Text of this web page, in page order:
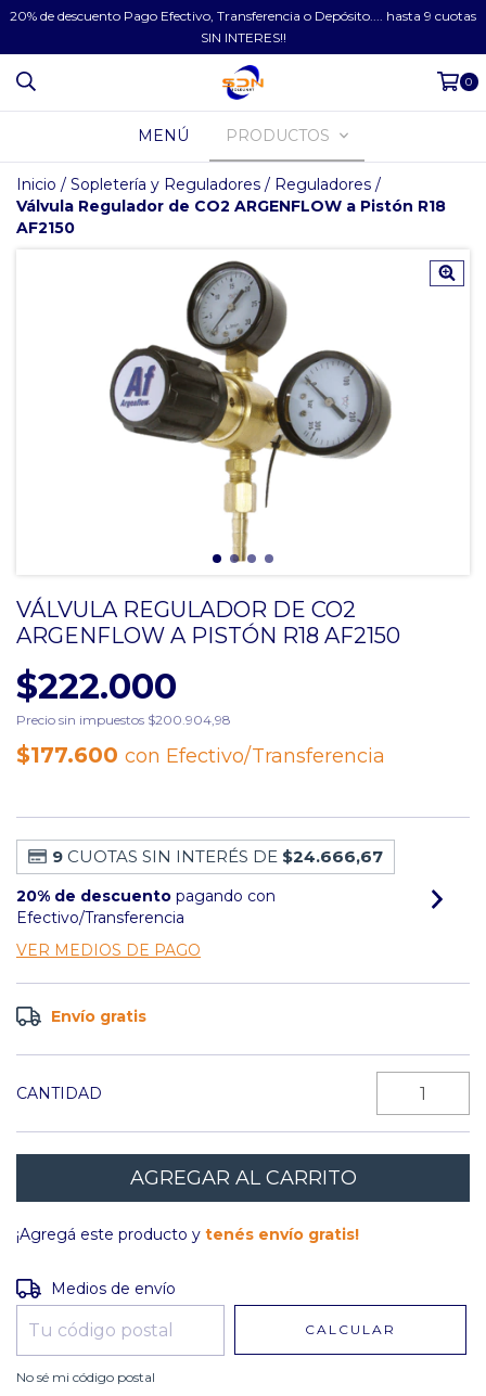
20% de descuento Pago Efectivo, Transferencia o Depósito.... hasta 9 cuotas
SIN INTERES!!
0
MENÚ PRODUCTOS
Inicio / Sopletería y Reguladores / Reguladores /
Válvula Regulador de CO2 ARGENFLOW a Pistón R18
AF2150
VÁLVULA REGULADOR DE CO2
ARGENFLOW A PISTÓN R18 AF2150
$222.000
Precio sin impuestos $200.904,98
$177.600 con Efectivo/Transferencia
9 CUOTAS SIN INTERÉS DE $24.666,67
20% de descuento pagando con
Efectivo/Transferencia
VER MEDIOS DE PAGO
Envío gratis
CANTIDAD
¡Agregá este producto y tenés envío gratis!
Entregas para el CP:
Medios de envío
CALCULAR
No sé mi código postal